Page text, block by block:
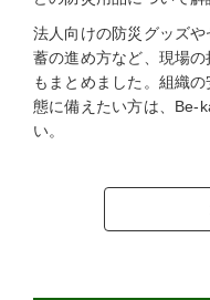
法人向けの防災グッズ
蓄の進め方など、現場
もまとめました。組織
態に備えたい方は、Be-
い。